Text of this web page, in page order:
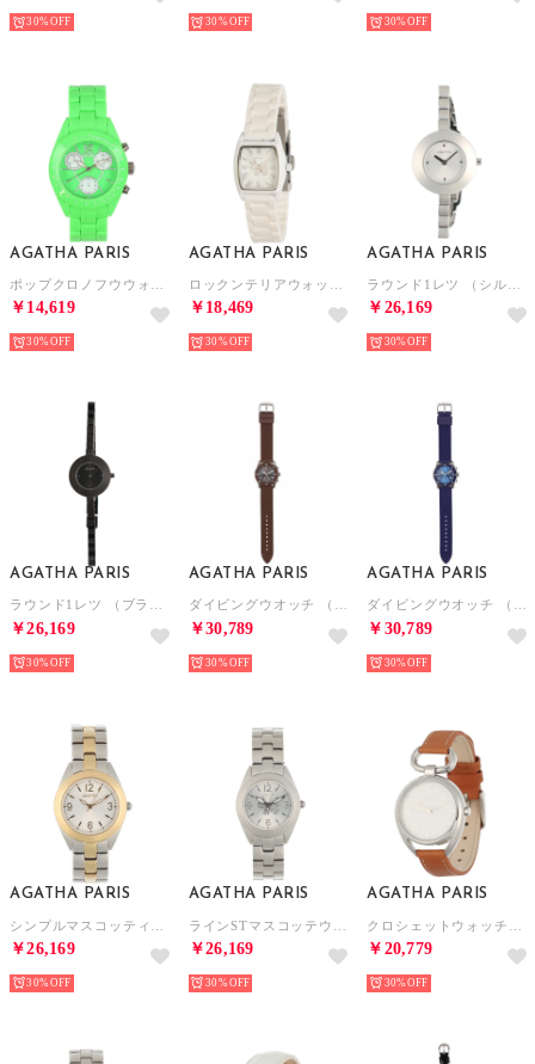
30% 30% 30%
AGATHA PARIS
￥14,619
30%
AGATHA PARIS
￥18,469
30%
AGATHA PARIS
￥26,169
30%
AGATHA PARIS
ラウンド1レツ （ブラック）
￥26,169
30%
AGATHA PARIS
ダイビングウオッチ （ブラウン）
￥30,789
30%
AGATHA PARIS
ダイビングウオッチ （ネイビー）
￥30,789
30%
AGATHA PARIS
￥26,169
30%
AGATHA PARIS
￥26,169
30%
AGATHA PARIS
￥20,779
30%